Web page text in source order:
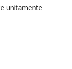
unitamente